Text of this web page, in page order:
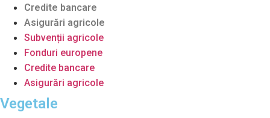
Credite bancare
Asigurări agricole
Subvenții agricole
Fonduri europene
Credite bancare
Asigurări agricole
Vegetale